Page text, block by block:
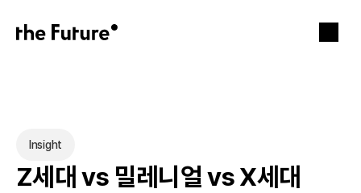
Insight
Z세대 vs 밀레니얼 vs X세대